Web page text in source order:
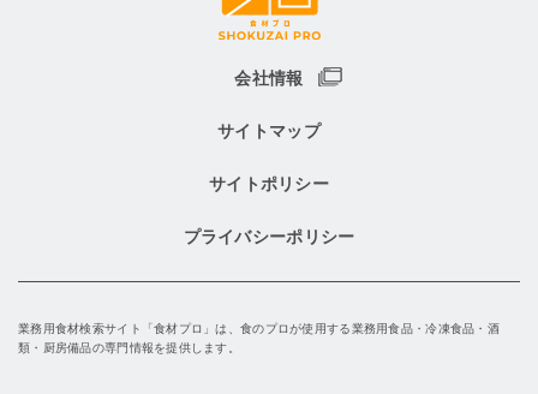
会社情報
サイトマップ
サイトポリシー
プライバシーポリシー
業務用食材検索サイト「食材プロ」は、食のプロが使用する業務用食品・冷凍食品・酒
類・厨房備品の専門情報を提供します。